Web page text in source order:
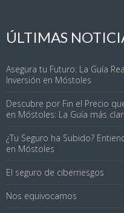
ÚLTIMAS
Asegura tu Futuro: La Guía
Inversión en Móstoles
Descubre por Fin el Precio
en Móstoles: La Guía más
¿Tu Seguro ha Subido?
en Móstoles
El seguro de ciberriesgos
Nos equivocamos